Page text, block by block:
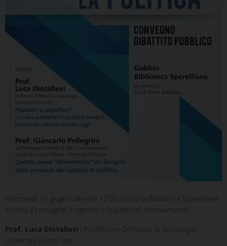
Mercoledì 13 giugno alle ore 17.00 preso la Biblioteca Sperelliana
si terrà il convegno “I cattolici e la politica”, interverranno:
Prof. Luca Diotallevi ( Professore Ordinario in Sociologia
Università Roma Tre)